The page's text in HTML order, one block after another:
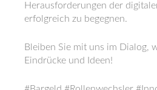
Herausforderungen der
erfolgreich zu begegnen.
Bleiben Sie mit uns im Dialog,
Eindrücke und Ideen!